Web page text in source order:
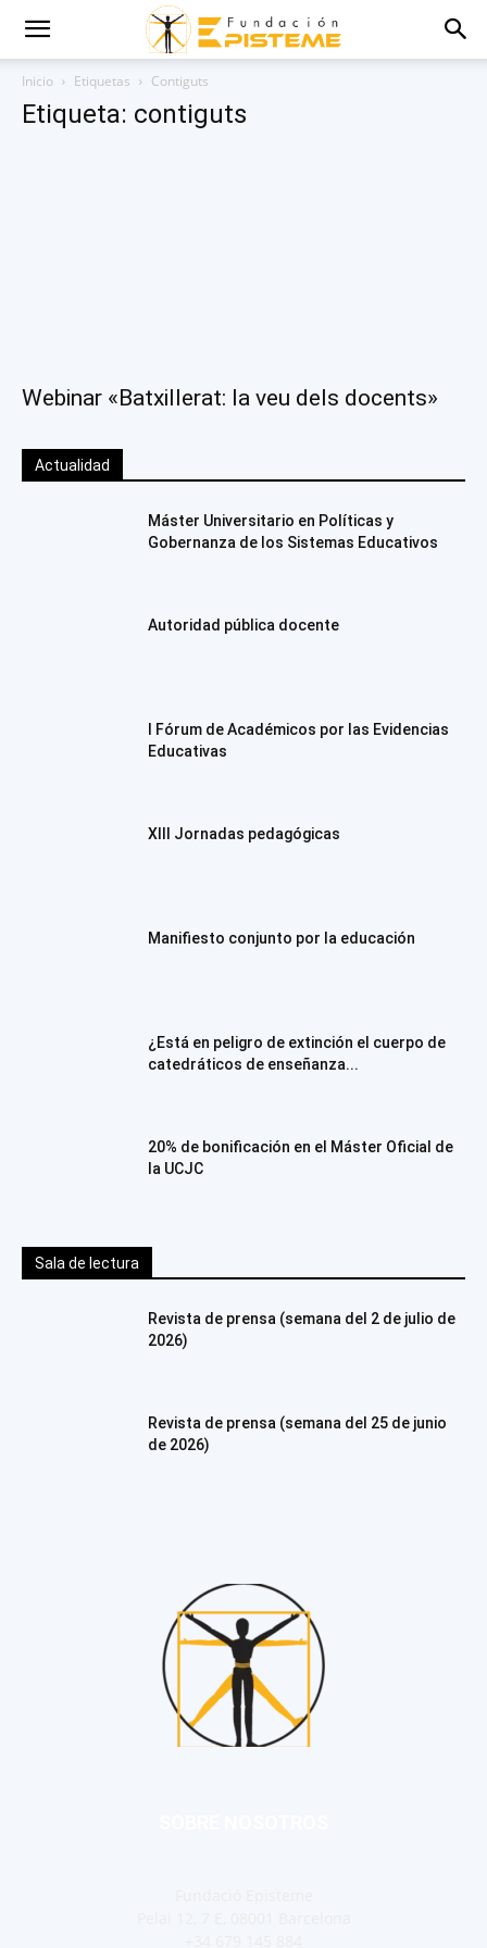
Inicio Etiquetas Contiguts
Etiqueta: contiguts
Webinar «Batxillerat: la veu dels docents»
Actualidad
Máster Universitario en Políticas y
Gobernanza de los Sistemas Educativos
Autoridad pública docente
I Fórum de Académicos por las Evidencias
Educativas
XIII Jornadas pedagógicas
Manifiesto conjunto por la educación
¿Está en peligro de extinción el cuerpo de
catedráticos de enseñanza...
20% de bonificación en el Máster Oficial de
la UCJC
Sala de lectura
Revista de prensa (semana del 2 de julio de
2026)
Revista de prensa (semana del 25 de junio
de 2026)